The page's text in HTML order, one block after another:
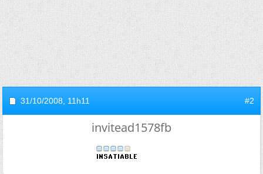
31/10/2008, 11h11 #2
invitead1578fb